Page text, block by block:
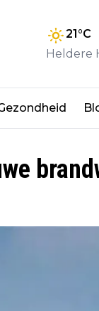
21°C
Heldere